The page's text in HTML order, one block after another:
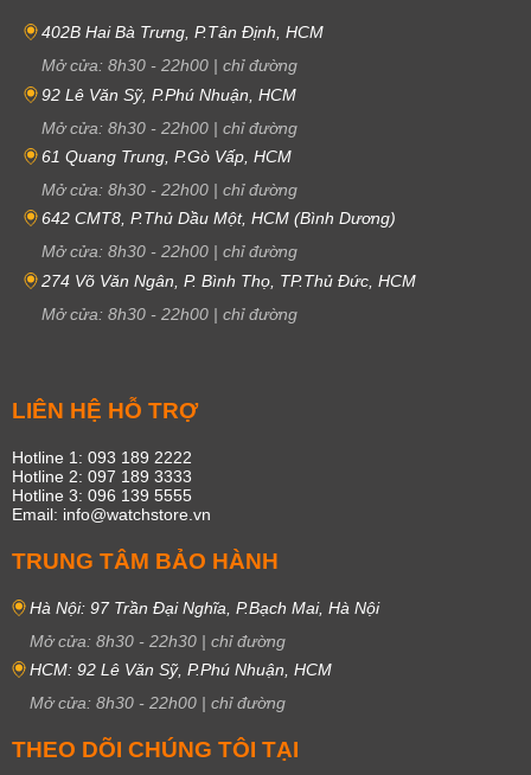
402B Hai Bà Trưng, P.Tân Định, HCM
Mở cửa: 8h30 - 22h00 | chỉ đường
92 Lê Văn Sỹ, P.Phú Nhuận, HCM
Mở cửa: 8h30 - 22h00 | chỉ đường
61 Quang Trung, P.Gò Vấp, HCM
Mở cửa: 8h30 - 22h00 | chỉ đường
642 CMT8, P.Thủ Dầu Một, HCM (Bình Dương)
Mở cửa: 8h30 - 22h00 | chỉ đường
274 Võ Văn Ngân, P. Bình Thọ, TP.Thủ Đức, HCM
Mở cửa: 8h30 - 22h00 | chỉ đường
LIÊN HỆ HỖ TRỢ
Hotline 1: 093 189 2222
Hotline 2: 097 189 3333
Hotline 3: 096 139 5555
Email: info@watchstore.vn
TRUNG TÂM BẢO HÀNH
Hà Nội: 97 Trần Đại Nghĩa, P.Bạch Mai, Hà Nội
Mở cửa: 8h30 - 22h30 | chỉ đường
HCM: 92 Lê Văn Sỹ, P.Phú Nhuận, HCM
Mở cửa: 8h30 - 22h00 | chỉ đường
THEO DÕI CHÚNG TÔI TẠI